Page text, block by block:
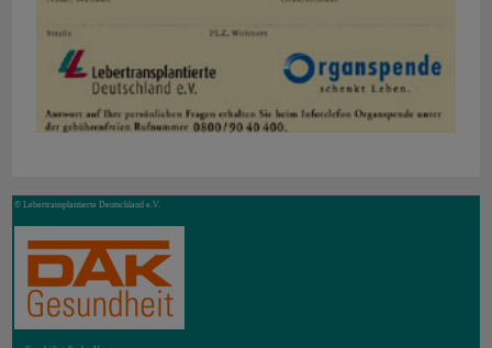
© Lebertransplantierte Deutschland e.V.